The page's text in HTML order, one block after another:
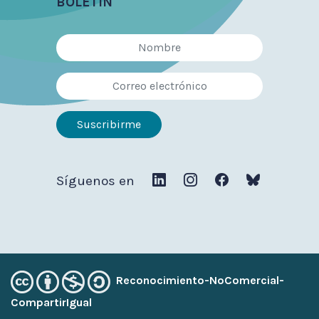
Síguenos en
Reconocimiento-NoComercial-
CompartirIgual